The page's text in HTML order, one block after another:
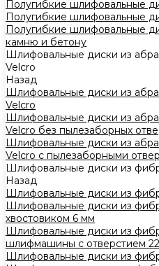
Полугибкие шлифовальные
Полугибкие шлифовальные
Полугибкие шлифовальные
камню и бетону
Шлифовальные диски из
Velcro
Назад
Шлифовальные диски из
Velcro
Шлифовальные диски из
Velcro без пылезаборных
Шлифовальные диски из
Velcro с пылезаборными
Шлифовальные диски из
Назад
Шлифовальные диски из
Шлифовальные диски из
хвостовиком 6 мм
Шлифовальные диски из
шлифмашины с отверстием
Шлифовальные диски из